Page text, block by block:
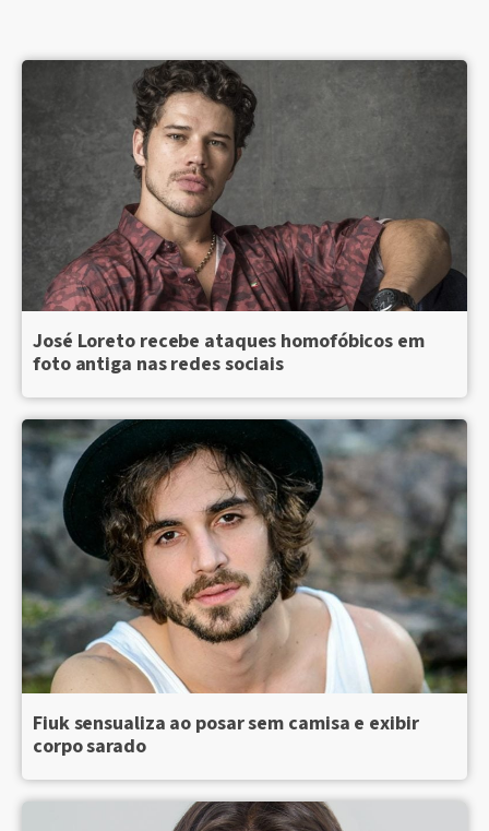
José Loreto recebe ataques homofóbicos em
foto antiga nas redes sociais
Fiuk sensualiza ao posar sem camisa e exibir
corpo sarado